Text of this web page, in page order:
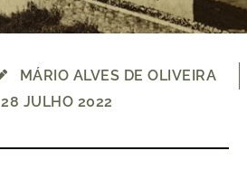
MÁRIO ALVES DE OLIVEIRA
28 JULHO 2022